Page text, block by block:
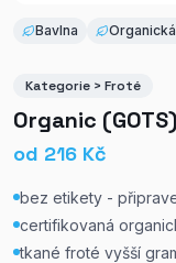
Bavlna
Kategorie > Froté
Organic
od 216 Kč
bez etikety -
certifikovaná
tkané froté vyšší